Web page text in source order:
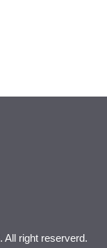
All right reserverd.